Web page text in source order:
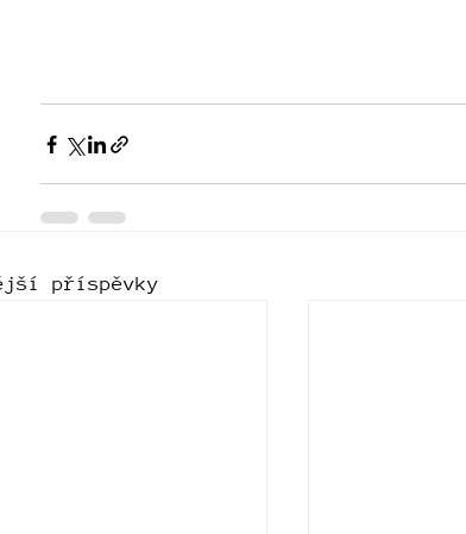
příspěvky